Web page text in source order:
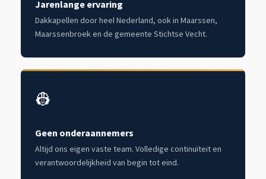
Jarenlange ervaring
Dakkapellen door heel Nederland, ook in Maarssen,
Maarssenbroek en de gemeente Stichtse Vecht.
👷
Geen onderaannemers
Altijd ons eigen vaste team. Volledige continuïteit en
verantwoordelijkheid van begin tot eind.